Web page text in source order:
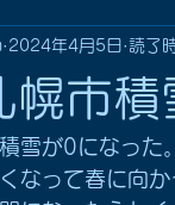
幌市
2024年4月5日 読了
雪が0になった。
なって春に向